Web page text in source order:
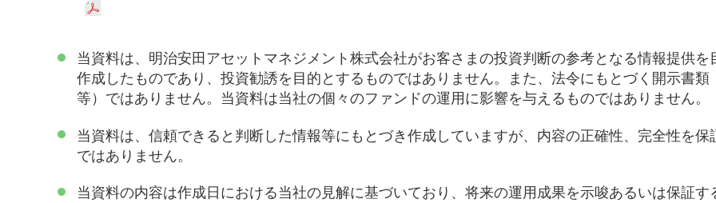
当資料は、明治安田アセットマネジメント株式会社がお客さまの投資判断の参考となる情報提供を
作成したものであり、投資勧誘を目的とするものではありません。また、法令にもとづく開示書類
等）ではありません。当資料は当社の個々のファンドの運用に影響を与えるものではありません。
当資料は、信頼できると判断した情報等にもとづき作成していますが、内容の正確性、完全性を保
ではありません。
当資料の内容は作成日における当社の見解に基づいており、将来の運用成果を示唆あるいは保証す